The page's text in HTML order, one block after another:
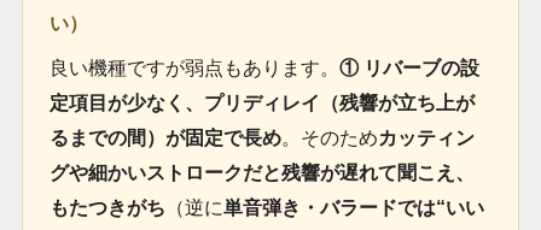
い）
良い機種ですが弱点もあります。 ① リバーブの設
定項目が少なく、プリディレイ（残響が立ち上が
るまでの間）が固定で長め。そのためカッティン
グや細かいストロークだと残響が遅れて聞こえ、
もたつきがち （逆に単音弾き・バラードでは“いい